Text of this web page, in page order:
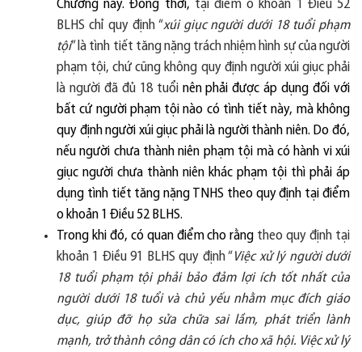
Chương này. Đồng thời, tại điểm o khoản 1 Điều 52
BLHS chỉ quy định “xúi giục người dưới 18 tuổi phạm
tội” là tình tiết tăng nặng trách nhiệm hình sự của người
phạm tội, chứ cũng không quy định người xúi giục phải
là người đã đủ 18 tuổinên phải được áp dụng đối với
bất cứ người phạm tội nào có tình tiết này, mà không
quy định người xúi giục phải là người thành niên. Do đó,
nếu người chưa thành niên phạm tội mà có hành vi xúi
giục người chưa thành niên khác phạm tội thì phải áp
dụng tình tiết tăng nặng TNHS theo quy định tại điểm
o khoản 1 Điều 52 BLHS.
Trong khi đó, có quan điểm cho rằng theo quy định tại
khoản 1 Điều 91 BLHS quy định“ Việc xử lý người dưới
18 tuổi phạm tội phải bảo đảm lợi ích tốt nhất của
người dưới 18 tuổi và chủ yếu nhằm mục đích giáo
dục, giúp đỡ họ sửa chữa sai lầm, phát triển lành
mạnh, trở thành công dân có ích cho xã hội. Việc xử lý